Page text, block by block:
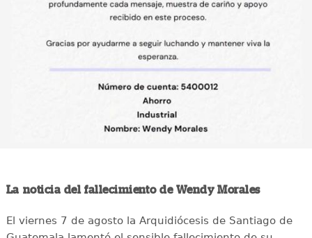
La noticia del fallecimiento de Wendy Morales
El viernes 7 de agosto la Arquidiócesis de Santiago de